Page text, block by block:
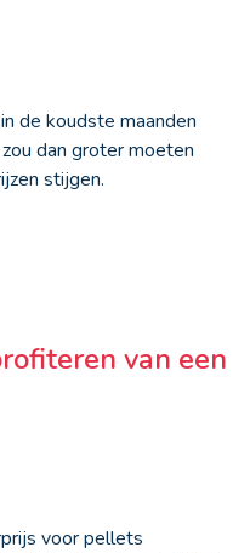
de koudste maanden
dan groter moeten
stijgen.
van een
voor pellets